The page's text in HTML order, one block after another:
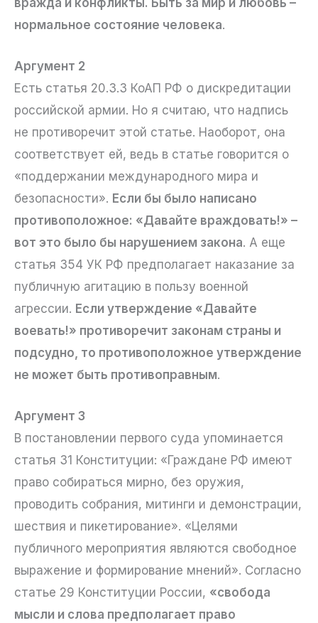
нормальное состояние человека.
Аргумент 2
Есть статья 20.3.3 КоАП РФ о дискредитации
российской армии. Но я считаю, что надпись
не противоречит этой статье. Наоборот, она
соответствует ей, ведь в статье говорится о
«поддержании международного мира и
безопасности». Если бы было написано
противоположное: «Давайте враждовать!» –
вот это было бы нарушением закона. А еще
статья 354 УК РФ предполагает наказание за
публичную агитацию в пользу военной
агрессии. Если утверждение «Давайте
воевать!» противоречит законам страны и
подсудно, то противоположное утверждение
не может быть противоправным.
Аргумент 3
В постановлении первого суда упоминается
статья 31 Конституции: «Граждане РФ имеют
право собираться мирно, без оружия,
проводить собрания, митинги и демонстрации,
шествия и пикетирование». «Целями
публичного мероприятия являются свободное
выражение и формирование мнений». Согласно
статье 29 Конституции России, «свобода
мысли и слова предполагает право